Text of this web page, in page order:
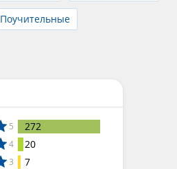
Поучительные
5 272
4 20
3 7